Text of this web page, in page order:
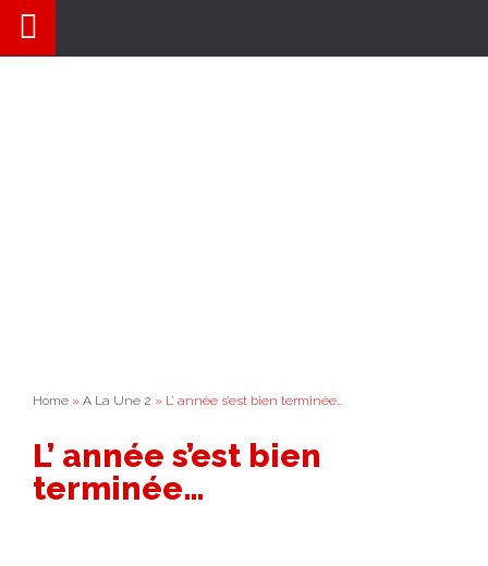
contenu
Home » A La Une 2 » L’ année s’est bien terminée…
L’ année s’est bien
terminée…